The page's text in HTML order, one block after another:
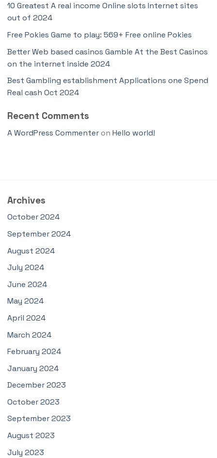
10 Greatest A real income Online slots Internet sites
out of 2024
Free Pokies Game to play: 569+ Free online Pokies
Better Web based casinos Gamble At the Best Casinos
on the internet inside 2024
Best Gambling establishment Applications one Spend
Real cash Oct 2024
Recent Comments
A WordPress Commenteron Hello world!
Archives
October 2024
September 2024
August 2024
July 2024
June 2024
May 2024
April 2024
March 2024
February 2024
January 2024
December 2023
October 2023
September 2023
August 2023
July 2023